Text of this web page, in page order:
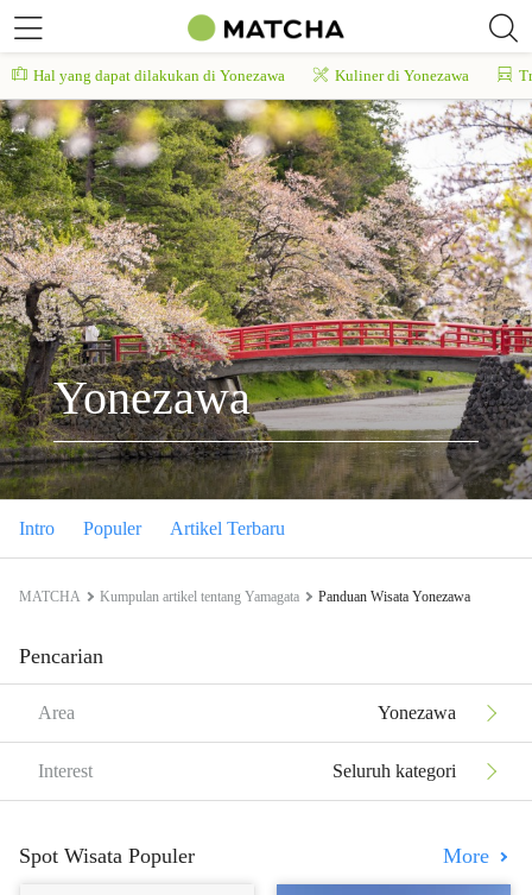
Hal yang dapat dilakukan di Yonezawa Kuliner di Yonezawa
Yonezawa
Intro Populer Artikel Terbaru
MATCHA Kumpulan artikel tentang Yamagata Panduan Wisata Yonezawa
Pencarian
Area Yonezawa
Interest Seluruh kategori
Spot Wisata Populer More